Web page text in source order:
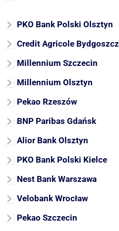
PKO Bank Polski Olsztyn
Credit Agricole Bydgoszcz
Millennium Szczecin
Millennium Olsztyn
Pekao Rzeszów
BNP Paribas Gdańsk
Alior Bank Olsztyn
PKO Bank Polski Kielce
Nest Bank Warszawa
Velobank Wrocław
Pekao Szczecin